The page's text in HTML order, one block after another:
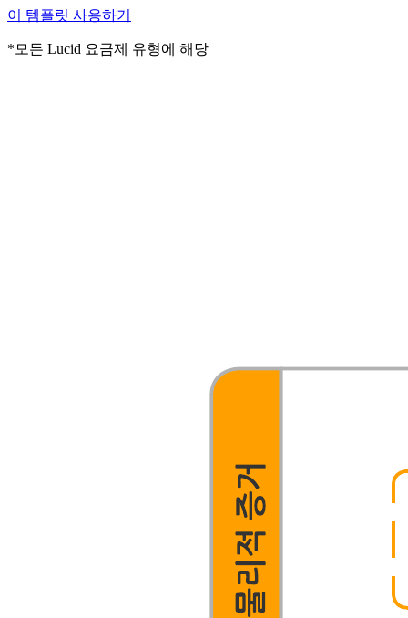
이 템플릿 사용하기
*모든 Lucid 요금제 유형에 해당